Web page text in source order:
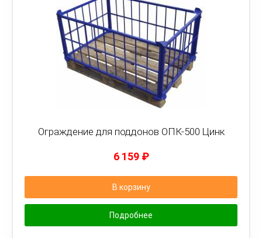
Ограждение для поддонов ОПК-500 Цинк
6 159 ₽
В корзину
Подробнее